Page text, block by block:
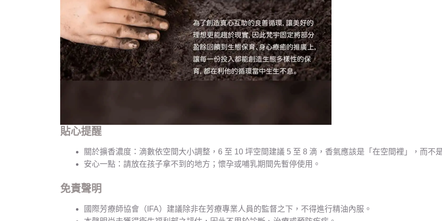
貼心提醒
關於擴香濃度：滴數依空間大小調整，6 至 10 坪空間建議 5 至 8 滴，香氣應該是「在空間裡」，而不
安心一點：請放在孩子拿不到的地方；懷孕或哺乳期間先暫停使用。
免責聲明
國際芳療師協會（IFA）建議除非在芳療專業人員的監督之下，不得進行精油內服。